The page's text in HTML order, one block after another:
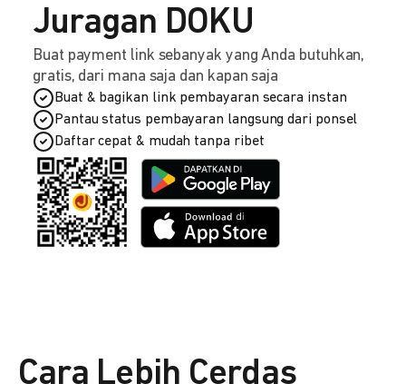
Juragan DOKU
Buat payment link sebanyak yang Anda butuhkan,
gratis, dari mana saja dan kapan saja
Buat & bagikan link pembayaran secara instan
Pantau status pembayaran langsung dari ponsel
Daftar cepat & mudah tanpa ribet
Cara Lebih Cerdas